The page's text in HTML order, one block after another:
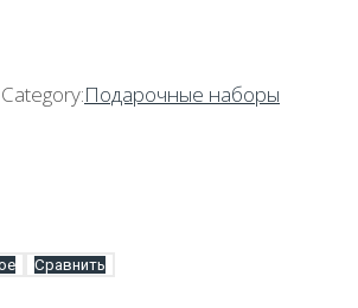
Category:Подарочные наборы
Сравнить